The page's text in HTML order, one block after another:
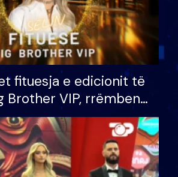
fituesja e edicionit të
Brother VIP, rrëmben
prej 100 mijë eurosh